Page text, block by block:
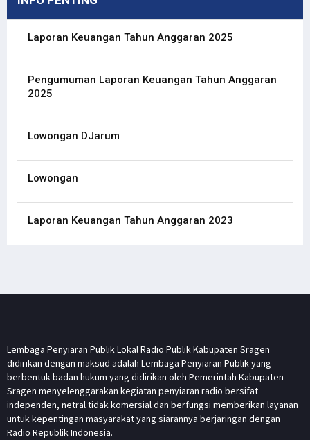
Laporan Keuangan Tahun Anggaran 2025
Pengumuman Laporan Keuangan Tahun Anggaran
2025
Lowongan DJarum
Lowongan
Laporan Keuangan Tahun Anggaran 2023
Lembaga Penyiaran Publik Lokal Radio Publik Kabupaten Sragen
didirikan dengan maksud adalah Lembaga Penyiaran Publik yang
berbentuk badan hukum yang didirikan oleh Pemerintah Kabupaten
Sragen menyelenggarakan kegiatan penyiaran radio bersifat
independen, netral tidak komersial dan berfungsi memberikan layanan
untuk kepentingan masyarakat yang siarannya berjaringan dengan
Radio Republik Indonesia.